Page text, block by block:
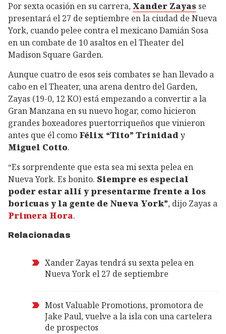
Por sexta ocasión en su carrera, Xander Zayas se
presentará el 27 de septiembre en la ciudad de Nueva
York, cuando pelee contra el mexicano Damián Sosa
en un combate de 10 asaltos en el Theater del
Madison Square Garden.
Aunque cuatro de esos seis combates se han llevado a
cabo en el Theater, una arena dentro del Garden,
Zayas (19-0, 12 KO) está empezando a convertir a la
Gran Manzana en su nuevo hogar, como hicieron
grandes boxeadores puertorriqueños que vinieron
antes que él como Félix “Tito” Trinidady
Miguel Cotto.
“Es sorprendente que esta sea mi sexta pelea en
Nueva York. Es bonito. Siempre es especial
poder estar allí y presentarme frente a los
boricuas y la gente de Nueva York”, dijo Zayas a
Primera Hora.
Relacionadas
Xander Zayas tendrá su sexta pelea en
Nueva York el 27 de septiembre
Most Valuable Promotions, promotora de
Jake Paul, vuelve a la isla con una cartelera
de prospectos